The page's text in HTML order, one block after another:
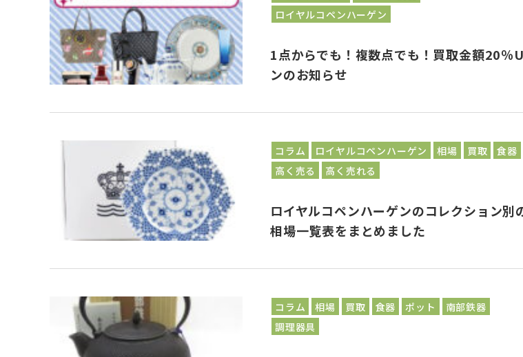
ロイヤルコペンハーゲン
1点からでも！複数点でも！買取金額20％
ンのお知らせ
コラム ロイヤルコペンハーゲン 相場 買取
食器
高く売る
高く売れる
ロイヤルコペンハーゲンのコレクション別
相場一覧表をまとめました
コラム 相場 買取 食器 ポット
南部鉄器
調理器具